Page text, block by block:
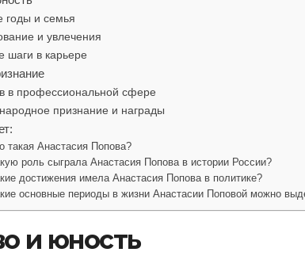
годы и семья
и увлечения
шаги в карьере
в профессиональной сфере
признание и награды
такая Анастасия Попова?
роль сыграла Анастасия Попова в истории России?
достижения имела Анастасия Попова в политике?
основные периоды в жизни Анастасии Поповой можно
и юность